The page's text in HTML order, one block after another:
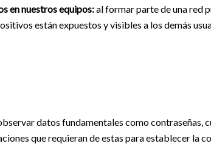
en nuestros equipos:al formar parte de una red
están expuestos y visibles a los demás
datos fundamentales como contraseñas,
que requieran de estas para establecer la